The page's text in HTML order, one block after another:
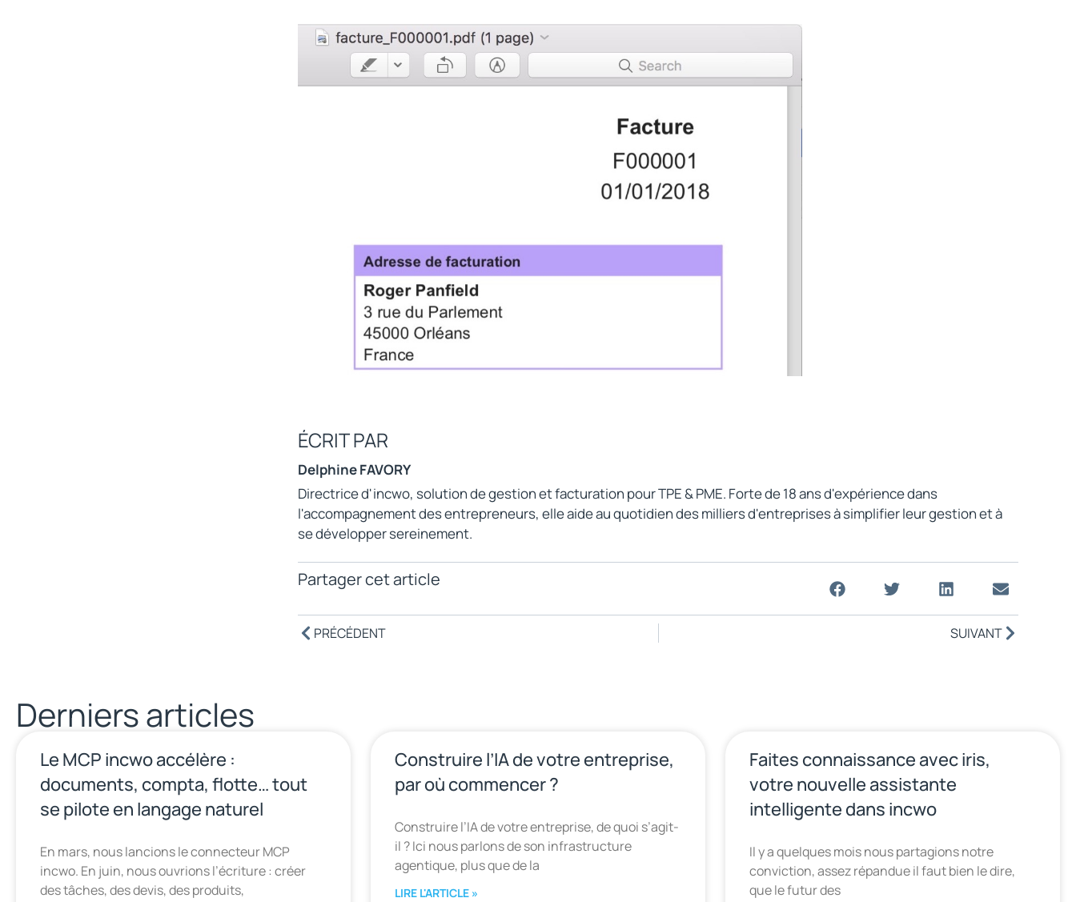
ÉCRIT PAR
Delphine FAVORY
Directrice d'incwo, solution de gestion et facturation pour TPE & PME. Forte de 18 ans d'expérience dans
l'accompagnement des entrepreneurs, elle aide au quotidien des milliers d'entreprises à simplifier leur gestion et à
se développer sereinement.
Partager cet article
PRÉCÉDENT SUIVANT
Derniers articles
Le MCP incwo accélère :
documents, compta, flotte… tout
se pilote en langage naturel
En mars, nous lancions le connecteur MCP
incwo. En juin, nous ouvrions l’écriture : créer
des tâches, des devis, des produits,
Construire l’IA de votre entreprise,
par où commencer ?
Construire l’IA de votre entreprise, de quoi s’agit-
il ? Ici nous parlons de son infrastructure
agentique, plus que de la
LIRE L'ARTICLE »
Faites connaissance avec iris,
votre nouvelle assistante
intelligente dans incwo
Il y a quelques mois nous partagions notre
conviction, assez répandue il faut bien le dire,
que le futur des